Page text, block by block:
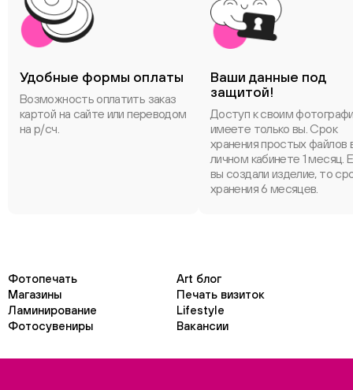
Удобные формы оплаты
Возможность оплатить заказ
картой на сайте или переводом
на р/сч.
Ваши данные под
защитой!
Доступ к своим
имеете только вы. Срок
хранения простых файлов
личном кабинете 1 месяц.
вы создали изделие, то
хранения 6 месяцев.
Фотопечать
Art блог
Магазины
Печать визиток
Ламинирование
Lifestyle
Фотосувениры
Вакансии